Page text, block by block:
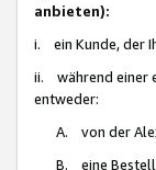
anbieten):
i. ein Kunde, der
ii. während einer
entweder:
A. von der
B. eine